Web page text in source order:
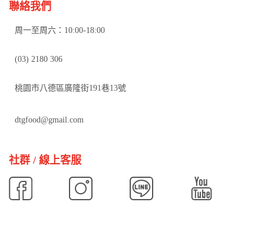
聯絡我們
周一至周六：10:00-18:00
(03) 2180 306
桃園市八德區廣隆街191巷13號
dtgfood@gmail.com
社群 / 線上客服